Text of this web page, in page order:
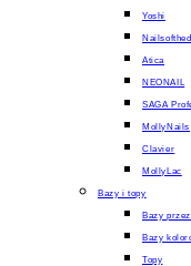
Yoshi
Atica
NEONAIL
SAGA
MollyNails
Clavier
MollyLac
Bazy i topy
Bazy
Bazy
Topy